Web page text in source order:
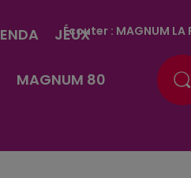
JEUX
MAGNUM 80
Écouter : MAGNUM